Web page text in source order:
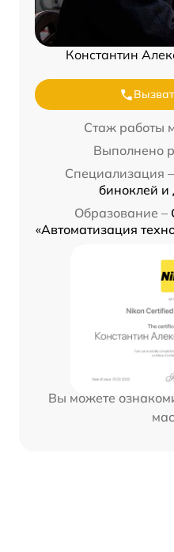
Константин
Стаж работы
Выполнено
Специализация –
биноклей и
Образование –
«Автоматизация
Вы можете